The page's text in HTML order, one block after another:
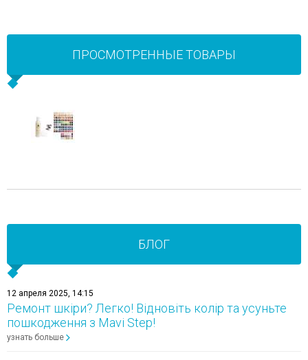
ПРОСМОТРЕННЫЕ ТОВАРЫ
БЛОГ
12 апреля 2025, 14:15
Ремонт шкіри? Легко! Відновіть колір та усуньте
пошкодження з Mavi Step!
узнать больше